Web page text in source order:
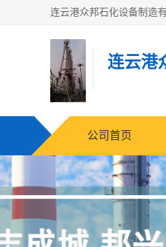
连云港
公司首页